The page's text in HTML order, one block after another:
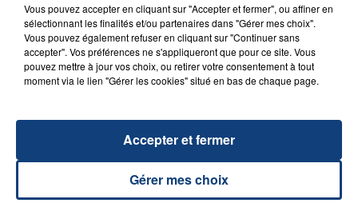
23 juillet 2026
INCENDIE MORTEL À LENS : UNE FEMME ET
SON BÉBÉ ENTRE LA VIE ET LA...
Un homme s'est immolé par le feu après avoir
d'un liquide inflammable.
Vous pouvez accepter en cliquant sur "Accepter et fermer", ou affiner en
sélectionnant les finalités et/ou partenaires dans "Gérer mes choix".
Vous pouvez également refuser en cliquant sur "Continuer sans
accepter". Vos préférences ne s'appliqueront que pour ce site. Vous
pouvez mettre à jour vos choix, ou retirer votre consentement à tout
moment via le lien "Gérer les cookies" situé en bas de chaque page.
Gérer mes choix
Accepter et fermer